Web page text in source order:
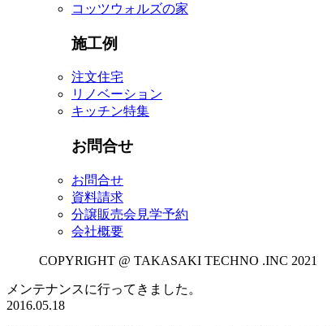
コッツウォルズの家
施工例
注文住宅
リノベーション
キッチン特集
お問合せ
お問合せ
資料請求
分譲販売会見学予約
会社概要
COPYRIGHT @ TAKASAKI TECHNO .INC 2021
メンテナンスに行ってきました。
2016.05.18